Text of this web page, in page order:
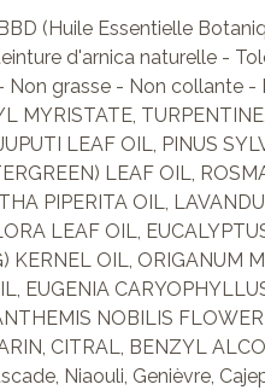
(Huile Essentielle
d'arnica naturelle -
Non grasse - Non collante
MYRISTATE,
LEAF OIL, PINUS
LEAF OIL,
PIPERITA OIL,
LEAF OIL,
KERNEL OIL, ORIGANUM
EUGENIA
NOBILIS
CITRAL, BENZYL
Niaouli, Genièvre,